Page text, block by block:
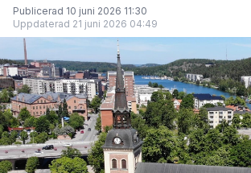
Publicerad 10 juni 2026 11:30
Uppdaterad 21 juni 2026 04:49